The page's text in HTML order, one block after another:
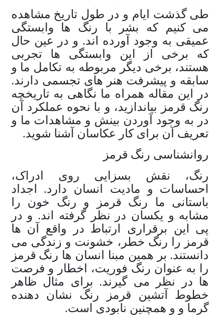
طی گذشت ایام و در طول تاریخ مشاهده
می کنیم که بشر با رنگ ها وابستگی
عمیقی به وجود آورده اند. و در عین حال
که برخی از این وابستگی ها تجربی
هستند، برخی دیگر مربوطه به تکامل ما و
سابقه و پیشرفت هنر های تجسمی دارند.
در این مقاله همراه ما نگاهی به تاریخچه
رنگ قرمز بیاندازید، و با نحوه عملکرد آن
در به وجود آوردن بینش و مشاهدات ما و
تعریف آن برای کار عکاسان آشنا شوید.
روانشناسی رنگ قرمز
رنگ، نقش بسزایی روی ادراک،
احساسات و مادیت انسان دارد. اجداد
باستانی ما رنگ قرمز و رنگ خون را
مشابه و یکسان در نظر گرفته اند. و در
پی این برقراری ارتباط در واقع آن ها
قرمز را رنگ خطر، خشونت و زندگی می
دانستند. بر همین مبنا انسان ها رنگ قرمز
را به عنوان رنگ فوریت، اخطار و فرصت
ها در نظر می گیرند. برای مثال ظاهر
خطوط آتشین قرمز رنگ نشان دهنده
گرما و و همچنین نابودی است.